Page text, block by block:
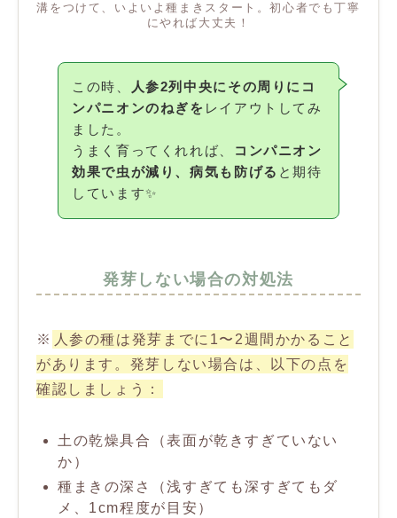
溝をつけて、いよいよ種まきスタート。初心者でも丁寧
にやれば大丈夫！
この時、 人参2列中央にその周りにコ
ンパニオンのねぎを レイアウトしてみ
ました。
うまく育ってくれれば、
コンパニオン
効果で虫が減り、病気も防げる と期待
しています✨
発芽しない場合の対処法
※ 人参の種は発芽までに1〜2週間かかること
があります。発芽しない場合は、以下の点を
確認しましょう：
土の乾燥具合（表面が乾きすぎていない
か）
種まきの深さ（浅すぎても深すぎてもダ
メ、1cm程度が目安）